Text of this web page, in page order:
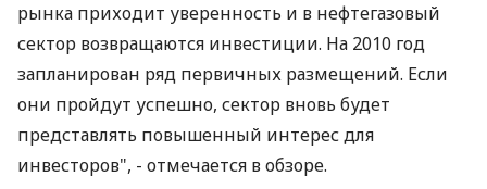
рынка приходит уверенность и в нефтегазовый
сектор возвращаются инвестиции. На 2010 год
запланирован ряд первичных размещений. Если
они пройдут успешно, сектор вновь будет
представлять повышенный интерес для
инвесторов", - отмечается в обзоре.